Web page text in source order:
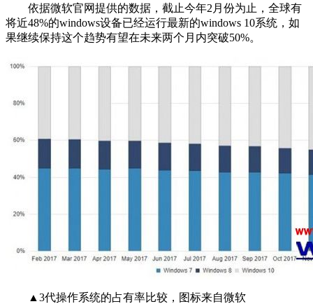
依据微软官网提供的数据，截止今年2月份为止，全球有
将近48%的windows设备已经运行最新的windows 10系统，如
果继续保持这个趋势有望在未来两个月内突破50%。
▲3代操作系统的占有率比较，图标来自微软